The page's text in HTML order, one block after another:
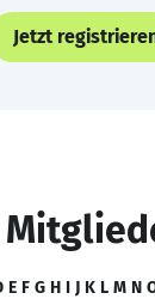
Jetzt
E F G H I J K L M N